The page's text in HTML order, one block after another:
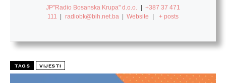
JP"Radio Bosanska Krupa" d.o.o. | +387 37 471
111
| radiobk@bih.net.ba | Website | + posts
TAGS VIJESTI